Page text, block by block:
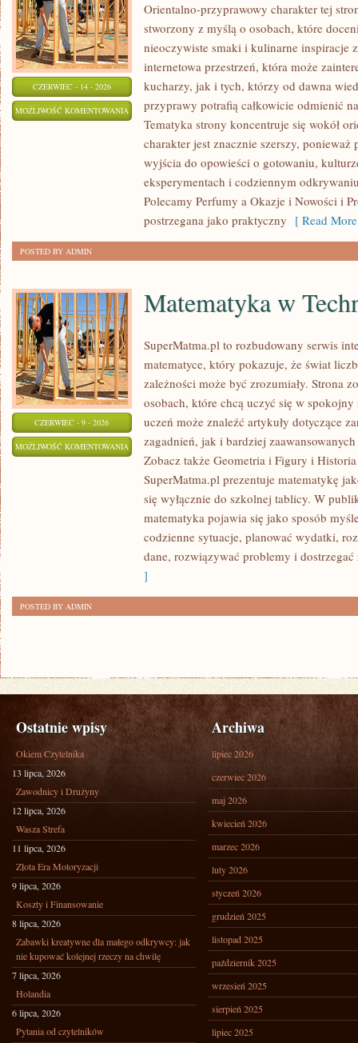
CZERWIEC - 14 - 2026
MOŻLIWOŚĆ KOMENTOWANIA NOWOŚCI
PREMIERY
Orientalno-przyprawowy charakter tej
stworzony z myślą o osobach, które
nieoczywiste smaki i kulinarne inspiracje
internetowa przestrzeń, która może
kucharzy, jak i tych, którzy od dawna
przyprawy potrafią całkowicie odmienić
Tematyka strony koncentruje się wokół
charakter jest znacznie szerszy,
wyjścia do opowieści o gotowaniu,
eksperymentach i codziennym
Polecamy Perfumy a Okazje i Nowości i
postrzegana jako praktyczny [ Read
POSTED BY ADMIN
CZERWIEC - 9 - 2026
MOŻLIWOŚĆ KOMENTOWANIA MATEMATYKA
TECHNOLOGII
NAUCE
Matematyka w
SuperMatma.pl to rozbudowany serwis
matematyce, który pokazuje, że świat
zależności może być zrozumiały. Strona
osobach, które chcą uczyć się w
uczeń może znaleźć artykuły dotyczące
zagadnień, jak i bardziej
Zobacz także Geometria i Figury i
SuperMatma.pl prezentuje matematykę
się wyłącznie do szkolnej tablicy. W
matematyka pojawia się jako sposób
codzienne sytuacje, planować wydatki,
dane, rozwiązywać problemy i
]
POSTED BY ADMIN
Ostatnie wpisy
Okiem Czytelnika
13 lipca, 2026
Zawodnicy i Drużyny
12 lipca, 2026
Wasza Strefa
11 lipca, 2026
Złota Era Motoryzacji
9 lipca, 2026
Koszty i Finansowanie
8 lipca, 2026
Zabawki kreatywne dla małego odkrywcy: jak
nie kupować kolejnej rzeczy na chwilę
7 lipca, 2026
Holandia
6 lipca, 2026
Pytania od czytelników
Archiwa
lipiec 2026
czerwiec 2026
maj 2026
kwiecień 2026
marzec 2026
luty 2026
styczeń 2026
grudzień 2025
listopad 2025
październik 2025
wrzesień 2025
sierpień 2025
lipiec 2025